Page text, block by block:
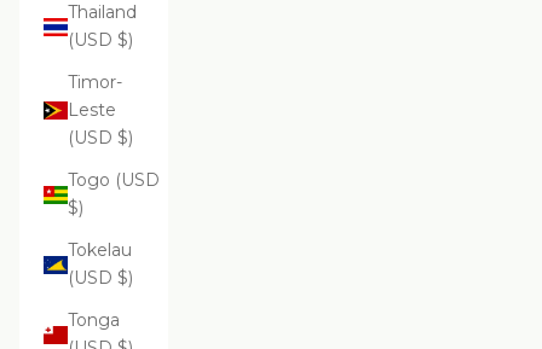
Thailand
(USD $)
Timor-
Leste
(USD $)
Togo (USD
$)
Tokelau
(USD $)
Tonga